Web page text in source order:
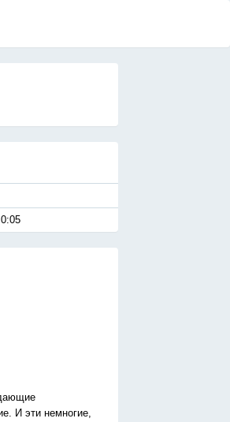
И эти немногие,